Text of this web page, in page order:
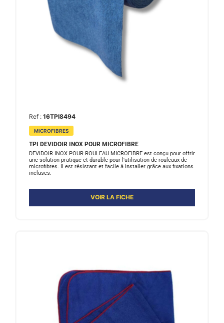
Ref : 16TPI8494
MICROFIBRES
TPI DEVIDOIR INOX POUR MICROFIBRE
DEVIDOIR INOX POUR ROULEAU MICROFIBRE est conçu pour offrir
une solution pratique et durable pour l'utilisation de rouleaux de
microfibres. Il est résistant et facile à installer grâce aux fixations
incluses.
VOIR LA FICHE